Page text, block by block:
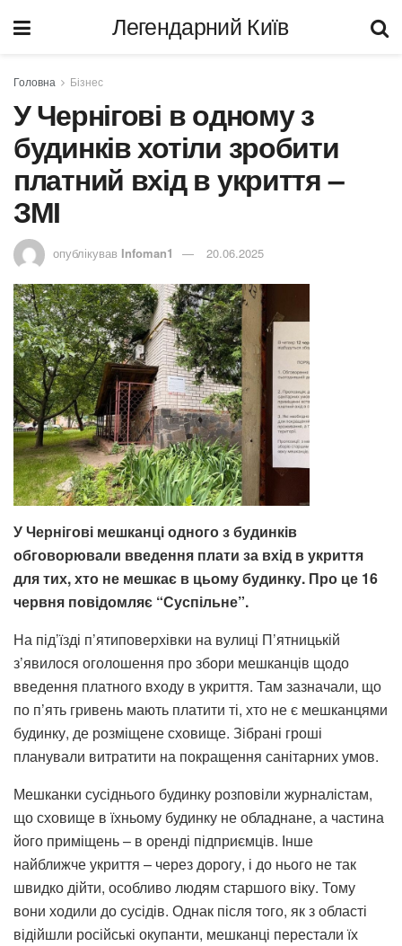
Легендарний Київ
Головна Бізнес
У Чернігові в одному з
будинків хотіли зробити
платний вхід в укриття –
ЗМІ
опублікував Infoman1 20.06.2025
У Чернігові мешканці одного з будинків
обговорювали введення плати за вхід в укриття
для тих, хто не мешкає в цьому будинку. Про це 16
червня повідомляє “Суспільне”.
На під’їзді п’ятиповерхівки на вулиці П’ятницькій
з’явилося оголошення про збори мешканців щодо
введення платного входу в укриття. Там зазначали, що
по п’ять гривень мають платити ті, хто не є мешканцями
будинку, де розміщене сховище. Зібрані гроші
планували витратити на покращення санітарних умов.
Мешканки сусіднього будинку розповіли журналістам,
що сховище в їхньому будинку не обладнане, а частина
його приміщень – в оренді підприємців. Інше
найближче укриття – через дорогу, і до нього не так
швидко дійти, особливо людям старшого віку. Тому
вони ходили до сусідів. Однак після того, як з області
відійшли російські окупанти, мешканці перестали їх